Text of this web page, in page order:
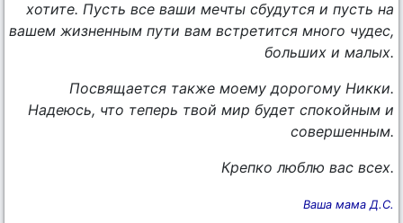
хотите. Пусть все ваши мечты сбудутся и пусть на
вашем жизненным пути вам встретится много чудес,
больших и малых.
Посвящается также моему дорогому Никки.
Надеюсь, что теперь твой мир будет спокойным и
совершенным.
Крепко люблю вас всех.
Ваша мама Д.С.